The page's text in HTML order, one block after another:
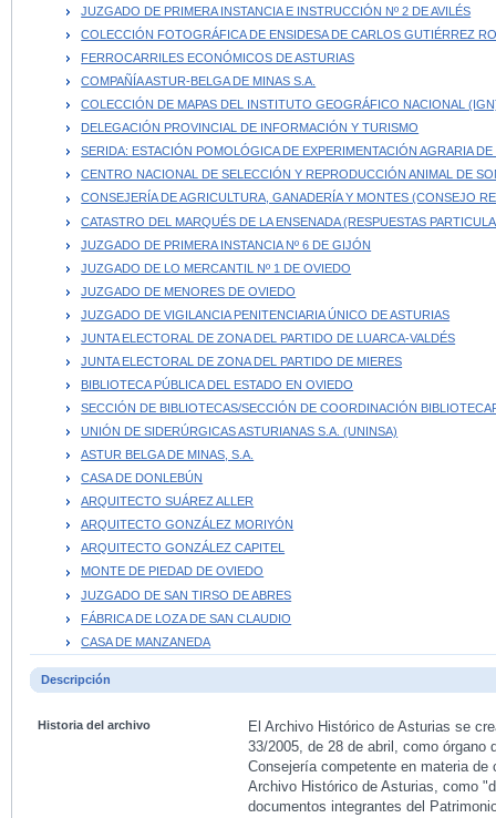
JUZGADO DE PRIMERA INSTANCIA E INSTRUCCIÓN Nº 2 DE AVILÉS
COLECCIÓN FOTOGRÁFICA DE ENSIDESA DE CARLOS GUTIÉRREZ
FERROCARRILES ECONÓMICOS DE ASTURIAS
COMPAÑÍA ASTUR-BELGA DE MINAS S.A.
COLECCIÓN DE MAPAS DEL INSTITUTO GEOGRÁFICO NACIONAL
DELEGACIÓN PROVINCIAL DE INFORMACIÓN Y TURISMO
SERIDA: ESTACIÓN POMOLÓGICA DE EXPERIMENTACIÓN AGRARIA DE
CENTRO NACIONAL DE SELECCIÓN Y REPRODUCCIÓN ANIMAL DE
CONSEJERÍA DE AGRICULTURA, GANADERÍA Y MONTES (CONSEJO
CATASTRO DEL MARQUÉS DE LA ENSENADA (RESPUESTAS
JUZGADO DE PRIMERA INSTANCIA Nº 6 DE GIJÓN
JUZGADO DE LO MERCANTIL Nº 1 DE OVIEDO
JUZGADO DE MENORES DE OVIEDO
JUZGADO DE VIGILANCIA PENITENCIARIA ÚNICO DE ASTURIAS
JUNTA ELECTORAL DE ZONA DEL PARTIDO DE LUARCA-VALDÉS
JUNTA ELECTORAL DE ZONA DEL PARTIDO DE MIERES
BIBLIOTECA PÚBLICA DEL ESTADO EN OVIEDO
SECCIÓN DE BIBLIOTECAS/SECCIÓN DE COORDINACIÓN
UNIÓN DE SIDERÚRGICAS ASTURIANAS S.A. (UNINSA)
ASTUR BELGA DE MINAS, S.A.
CASA DE DONLEBÚN
ARQUITECTO SUÁREZ ALLER
ARQUITECTO GONZÁLEZ MORIYÓN
ARQUITECTO GONZÁLEZ CAPITEL
MONTE DE PIEDAD DE OVIEDO
JUZGADO DE SAN TIRSO DE ABRES
FÁBRICA DE LOZA DE SAN CLAUDIO
CASA DE MANZANEDA
Descripción
Historia del archivo
El Archivo Histórico de Asturias se
33/2005, de 28 de abril, como órgano
Consejería competente en materia
Archivo Histórico de Asturias, como
documentos integrantes del